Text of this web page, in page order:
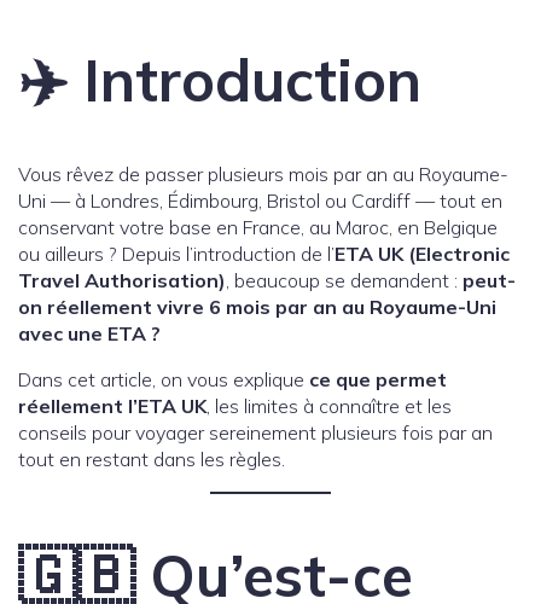
✈️ Introduction
Vous rêvez de passer plusieurs mois par an au Royaume-
Uni — à Londres, Édimbourg, Bristol ou Cardiff — tout en
conservant votre base en France, au Maroc, en Belgique
ou ailleurs ? Depuis l’introduction de l’ETA UK (Electronic
Travel Authorisation) , beaucoup se demandent : peut-
on réellement vivre 6 mois par an au Royaume-Uni
avec une ETA ?
Dans cet article, on vous explique ce que permet
réellement l’ETA UK , les limites à connaître et les
conseils pour voyager sereinement plusieurs fois par an
tout en restant dans les règles.
🇬🇧 Qu’est-ce